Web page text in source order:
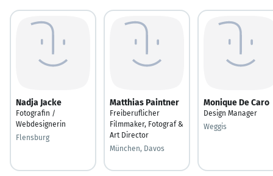
Nadja Jacke
Fotografin /
Webdesignerin
Flensburg
Matthias Paintner
Freiberuflicher
Filmmaker, Fotograf &
Art Director
München, Davos
Monique De Caro
Design Manager
Weggis